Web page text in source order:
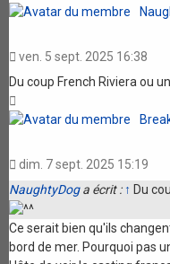
ven. 5 sept. 2025 16:38
Du coup French Riviera ou
dim. 7 sept. 2025 15:19
NaughtyDoga écrit : ↑ Du
Ce serait bien qu'ils
bord de mer. Pourquoi pas